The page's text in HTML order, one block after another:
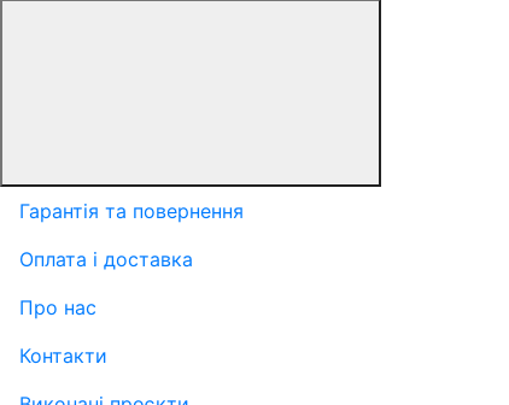
Гарантія та повернення
Оплата і доставка
Про нас
Контакти